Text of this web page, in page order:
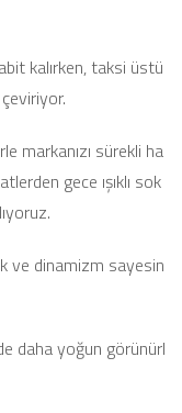
kalırken, taksi üstü
markanızı sürekli ha
gece ışıklı sok
ve dinamizm sayesin
daha yoğun görünürl